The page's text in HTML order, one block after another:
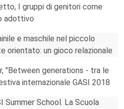
I gruppi di genitori come
adottivo
e maschile nel piccolo
orientato: un gioco relazionale
"Between generations - tra le
internazionale GASI 2018
Summer School. La Scuola